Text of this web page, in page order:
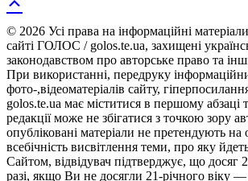
© 2026 Усі права на інформаційні
сайті ГОЛОС / golos.te.ua, захищені
законодавством про авторське право та
При використанні, передруку
фото-,відеоматеріалів сайту,
golos.te.ua має міститися в першому абзаці
редакції може не збігатися з точкою зору
опубліковані матеріали не претендують на
всебічність висвітлення теми, про яку
Сайтом, відвідувач підтверджує, що досяг
разі, якщо Ви не досягли 21-річного віку